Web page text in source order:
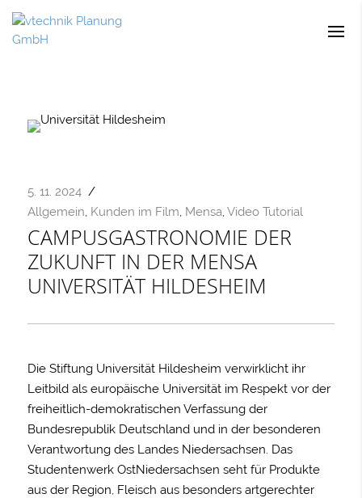
5. 11. 2024/
Allgemein, Kunden im Film, Mensa,Video Tutorial
CAMPUSGASTRONOMIE DER
ZUKUNFT IN DER MENSA
UNIVERSITÄT HILDESHEIM
Die Stiftung Universität Hildesheim verwirklicht ihr
Leitbild als europäische Universität im Respekt vor der
freiheitlich-demokratischen Verfassung der
Bundesrepublik Deutschland und in der besonderen
Verantwortung des Landes Niedersachsen. Das
Studentenwerk OstNiedersachsen seht für Produkte
aus der Region, Fleisch aus besonders artgerechter